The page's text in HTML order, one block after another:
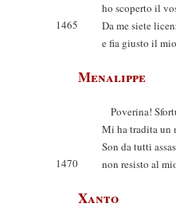
ho scoperto il
1465
Da me siete
e fia giusto il
Menalippe
Poverina!
Mi ha tradita un
Son da tutti
1470
non resisto al
Xanto